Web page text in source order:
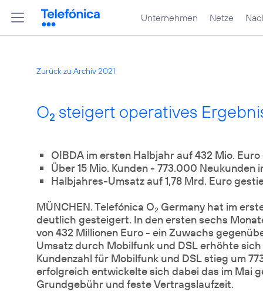
Unternehmen Netze
Zurück zu Archiv 2021
O2 steigert operatives
Über 15 Mio. Kunden - 773.000 Neukunden
Halbjahres-Umsatz auf 1,78 Mrd. Euro
MÜNCHEN. Telefónica O2 Germany hat im
deutlich gesteigert. In den ersten sechs
von 432 Millionen Euro - ein Zuwachs
Umsatz durch Mobilfunk und DSL erhöhte sich
Kundenzahl für Mobilfunk und DSL stieg um
erfolgreich entwickelte sich dabei das im Mai
Grundgebühr und feste Vertragslaufzeit.